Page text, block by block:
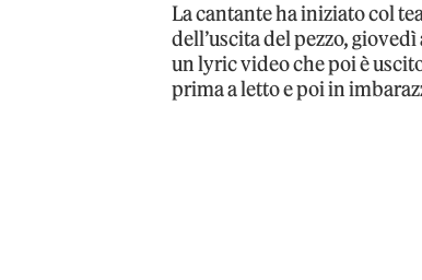
La cantante ha iniziato col
dell’uscita del pezzo,
un lyric video che poi è
prima a letto e poi in